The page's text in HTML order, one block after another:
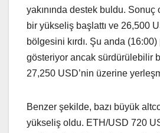
yakınında destek buldu.
bir yükseliş başlattı ve 26,500
bölgesini kırdı. Şu anda
gösteriyor ancak sürdürülebilir
27,250 USD’nin üzerine
Benzer şekilde, bazı büyük
yükseliş oldu. ETH/USD 720